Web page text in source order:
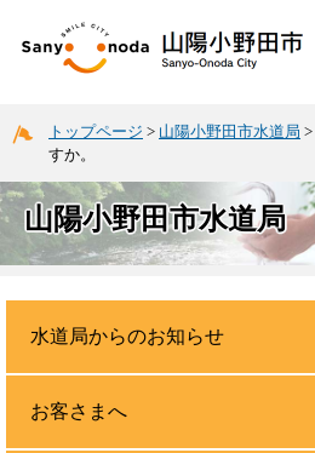
トップページ > 山陽小野田市水道局 >
すか。
山陽小野田市水道局
水道局からのお知らせ
お客さまへ